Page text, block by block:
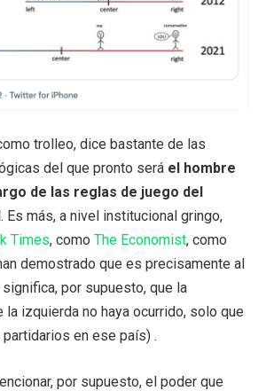
trolleo, dice bastante de las
del que pronto será el hombre
de las reglas de juego del
. Es más, a nivel institucional gringo,
Times, como The Economist, como
demostrado que es precisamente al
por supuesto, que la
la izquierda no haya ocurrido, solo que
en ese país) .
por supuesto, el poder que